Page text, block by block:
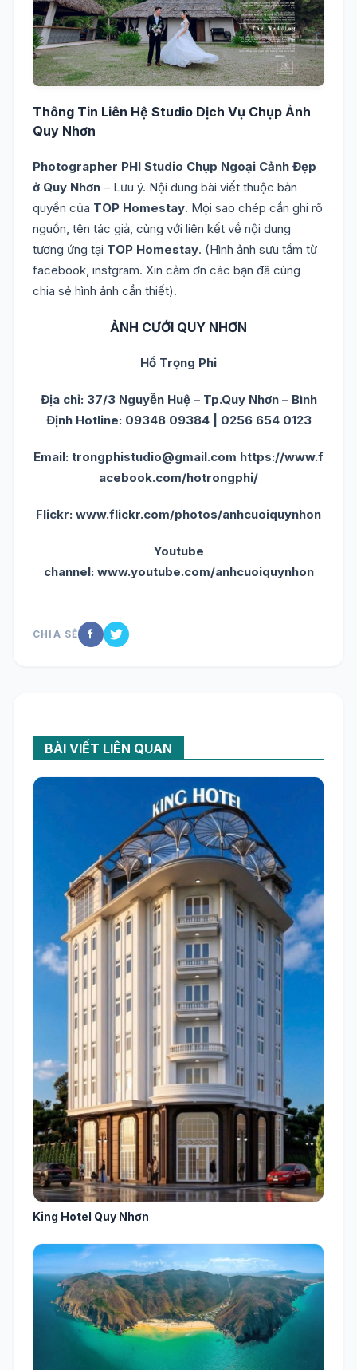
Thông Tin Liên Hệ Studio Dịch Vụ Chụp Ảnh
Quy Nhơn
Photographer PHI Studio Chụp Ngoại Cảnh Đẹp
ở Quy Nhơn – Lưu ý. Nội dung bài viết thuộc bản
quyền của TOP Homestay. Mọi sao chép cần ghi rõ
nguồn, tên tác giả, cùng với liên kết về nội dung
tương ứng tại TOP Homestay. (Hình ảnh sưu tầm từ
facebook, instgram. Xin cảm ơn các bạn đã cùng
chia sẻ hình ảnh cần thiết).
ẢNH CƯỚI QUY NHƠN
Hồ Trọng Phi
Địa chỉ: 37/3 Nguyễn Huệ – Tp.Quy Nhơn – Bình
Định Hotline: 09348 09384 | 0256 654 0123
Email: trongphistudio@gmail.com https://www.f
acebook.com/hotrongphi/
Flickr: www.flickr.com/photos/anhcuoiquynhon
Youtube
channel: www.youtube.com/anhcuoiquynhon
CHIA SẺ
BÀI VIẾT LIÊN QUAN
King Hotel Quy Nhơn